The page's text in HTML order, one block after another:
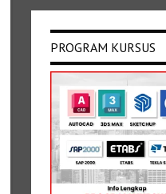
PROGRAM KURSUS